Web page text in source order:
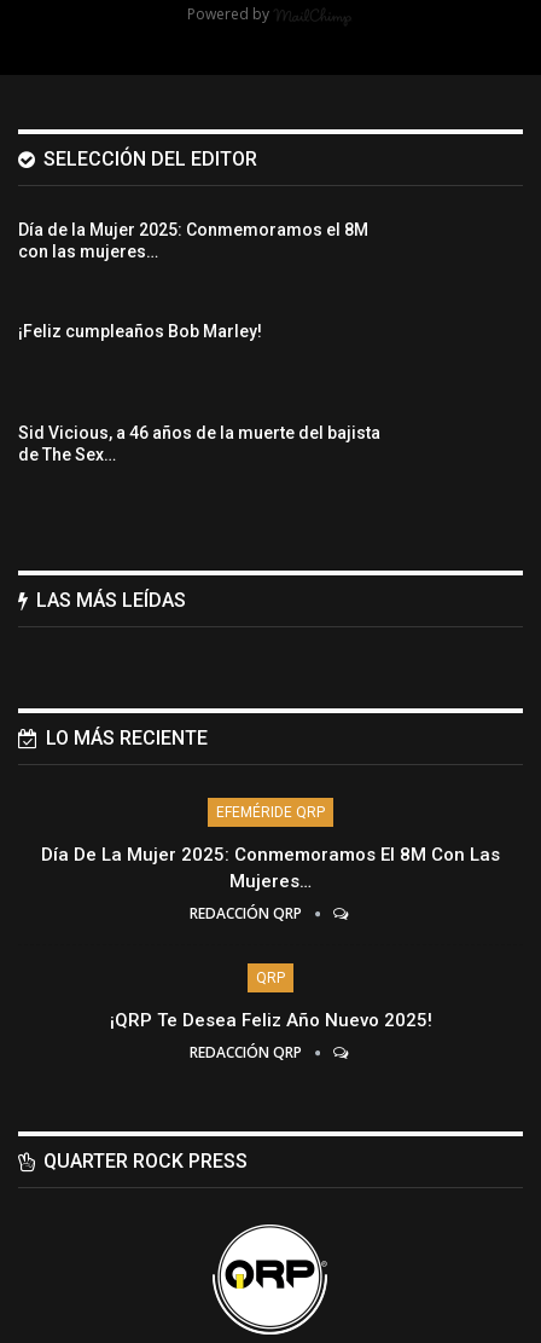
Powered by
SELECCIÓN DEL EDITOR
Día de la Mujer 2025: Conmemoramos el 8M
con las mujeres…
¡Feliz cumpleaños Bob Marley!
Sid Vicious, a 46 años de la muerte del bajista
de The Sex…
LAS MÁS LEÍDAS
LO MÁS RECIENTE
EFEMÉRIDE QRP
Día De La Mujer 2025: Conmemoramos El 8M Con Las
Mujeres…
REDACCIÓN QRP
QRP
¡QRP Te Desea Feliz Año Nuevo 2025!
REDACCIÓN QRP
QUARTER ROCK PRESS